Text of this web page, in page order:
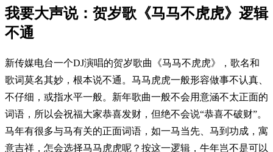
我要大声说：贺岁歌《马马不虎虎》逻辑
不通
新传媒电台一个DJ演唱的贺岁歌曲《马马不虎虎》，歌名和
歌词莫名其妙，根本说不通。马马虎虎一般形容做事不认真、
不仔细，或指水平一般。新年歌曲一般不会用意涵不太正面的
词语，所以会祝福大家恭喜发财，但绝不会说“恭喜不破财”。
马年有很多与马有关的正面词语，如一马当先、马到功成，寓
意吉祥，怎会选择马马虎虎呢？按这一逻辑，牛年岂不是可以